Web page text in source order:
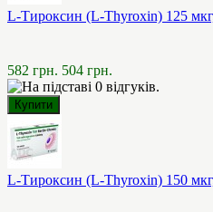
L-Тироксин (L-Thyroxin) 125
582 грн. 504 грн.
L-Тироксин (L-Thyroxin) 150